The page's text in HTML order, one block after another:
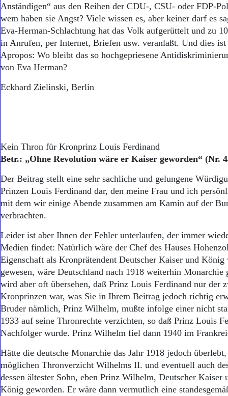
Impressum
Datenschutz
Anständigen“ aus den Reihen der CDU-, CSU- oder FDP-
wem haben sie Angst? Viele wissen es, aber keiner darf es
Eva-Herman-Schlachtung hat das Volk aufgerüttelt und zu
in Anrufen, per Internet, Briefen usw. veranlaßt. Und dies ist
Apropos: Wo bleibt das so hochgepriesene
von Eva Herman?
Eckhard Zielinski, Berlin
Kein Thron für Kronprinz Louis Ferdinand
Betr.: „Ohne Revolution wäre er Kaiser geworden“ (Nr.
Der Beitrag stellt eine sehr sachliche und gelungene
Prinzen Louis Ferdinand dar, den meine Frau und ich
mit dem wir einige Abende zusammen am Kamin auf der
verbrachten.
Leider ist aber Ihnen der Fehler unterlaufen, der immer
Medien findet: Natürlich wäre der Chef des Hauses
Eigenschaft als Kronprätendent Deutscher Kaiser und König
gewesen, wäre Deutschland nach 1918 weiterhin Monarchie
wird aber oft übersehen, daß Prinz Louis Ferdinand nur der
Kronprinzen war, was Sie in Ihrem Beitrag jedoch richtig
Bruder nämlich, Prinz Wilhelm, mußte infolge einer nicht
1933 auf seine Thronrechte verzichten, so daß Prinz Louis
Nachfolger wurde. Prinz Wilhelm fiel dann 1940 im
Hätte die deutsche Monarchie das Jahr 1918 jedoch
möglichen Thronverzicht Wilhelms II. und eventuell auch
dessen ältester Sohn, eben Prinz Wilhelm, Deutscher Kaiser
König geworden. Er wäre dann vermutlich eine